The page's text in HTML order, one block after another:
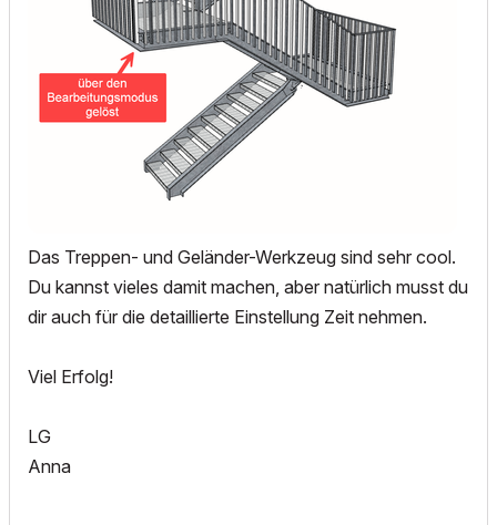
Das Treppen- und Geländer-Werkzeug sind sehr cool.
Du kannst vieles damit machen, aber natürlich musst du
dir auch für die detaillierte Einstellung Zeit nehmen.
Viel Erfolg!
LG
Anna